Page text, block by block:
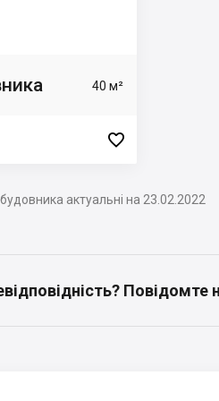
40 м²

актуальні на 23.02.2022
Повідомте